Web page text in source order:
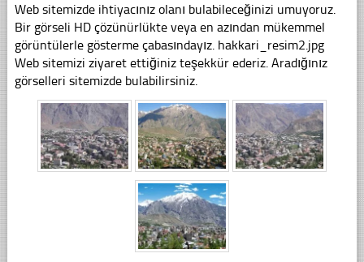
Web sitemizde ihtiyacınız olanı bulabileceğinizi umuyoruz.
Bir görseli HD çözünürlükte veya en azından mükemmel
görüntülerle gösterme çabasındayız. hakkari_resim2.jpg
Web sitemizi ziyaret ettiğiniz teşekkür ederiz. Aradığınız
görselleri sitemizde bulabilirsiniz.